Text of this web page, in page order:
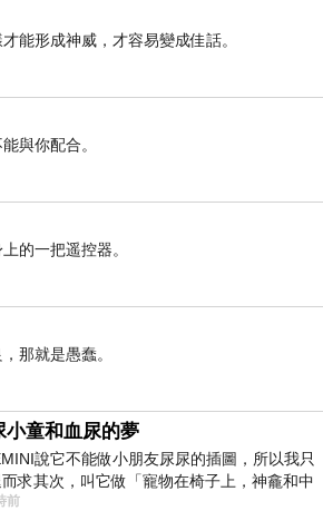
能形成神威，才容易變成佳話。
與你配合。
的一把遥控器。
那就是愚蠢。
小童和血尿的夢
說它不能做小朋友尿尿的插圖，所以我只
求其次，叫它做「寵物在椅子上，神龕和中
孔」的畫了。 六月底
前